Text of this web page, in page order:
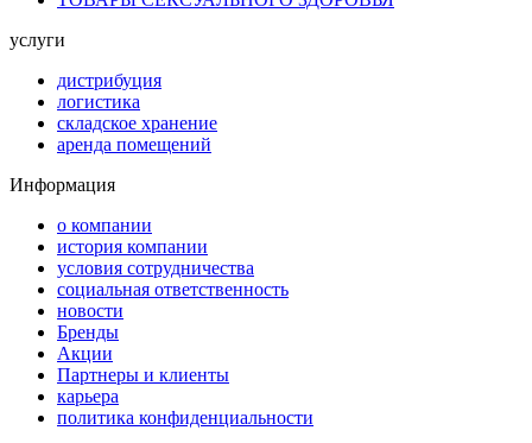
услуги
дистрибуция
логистика
складское хранение
аренда помещений
Информация
о компании
история компании
условия сотрудничества
социальная ответственность
новости
Бренды
Акции
Партнеры и клиенты
карьера
политика конфиденциальности